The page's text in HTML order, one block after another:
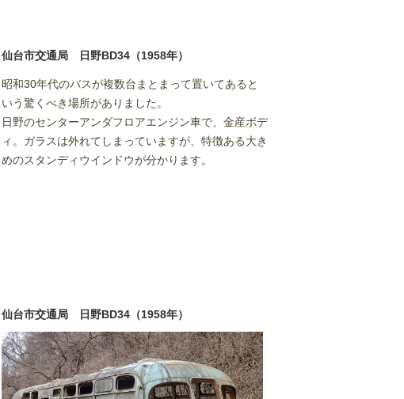
仙台市交通局 日野BD34（1958年）
昭和30年代のバスが複数台まとまって置いてあると
いう驚くべき場所がありました。
日野のセンターアンダフロアエンジン車で、金産ボデ
ィ。ガラスは外れてしまっていますが、特徴ある大き
めのスタンディウインドウが分かります。
仙台市交通局 日野BD34（1958年）